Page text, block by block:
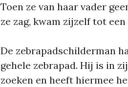
Toen ze van haar vader
ze zag, kwam zijzelf tot
De zebrapadschilderman
gehele zebrapad. Hij is in
zoeken en heeft hiermee